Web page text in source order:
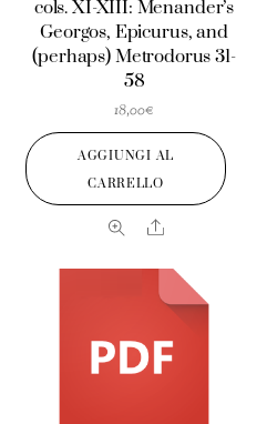
cols. XI-XIII: Menander’s
Georgos, Epicurus, and
(perhaps) Metrodorus 31-
58
18,00€
AGGIUNGI AL
CARRELLO
Share